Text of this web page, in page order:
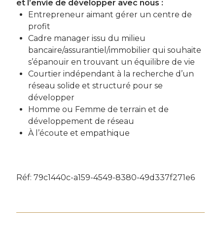
et l’envie de développer avec nous :
Entrepreneur aimant gérer un centre de
profit
Cadre manager issu du milieu
bancaire/assurantiel/immobilier qui souhaite
s’épanouir en trouvant un équilibre de vie
Courtier indépendant à la recherche d’un
réseau solide et structuré pour se
développer
Homme ou Femme de terrain et de
développement de réseau
À l’écoute et empathique
Réf: 79c1440c-a159-4549-8380-49d337f271e6